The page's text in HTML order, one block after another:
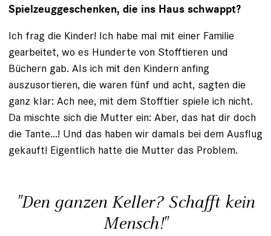
Spielzeuggeschenken, die ins Haus schwappt?
Ich frag die Kinder! Ich habe mal mit einer Familie
gearbeitet, wo es Hunderte von Stofftieren und
Büchern gab. Als ich mit den Kindern anfing
auszusortieren, die waren fünf und acht, sagten die
ganz klar: Ach nee, mit dem Stofftier spiele ich nicht.
Da mischte sich die Mutter ein: Aber, das hat dir doch
die Tante...! Und das haben wir damals bei dem Ausflug
gekauft! ­Eigentlich hatte die Mutter das Problem.
"Den ganzen Keller? Schafft kein
Mensch!"